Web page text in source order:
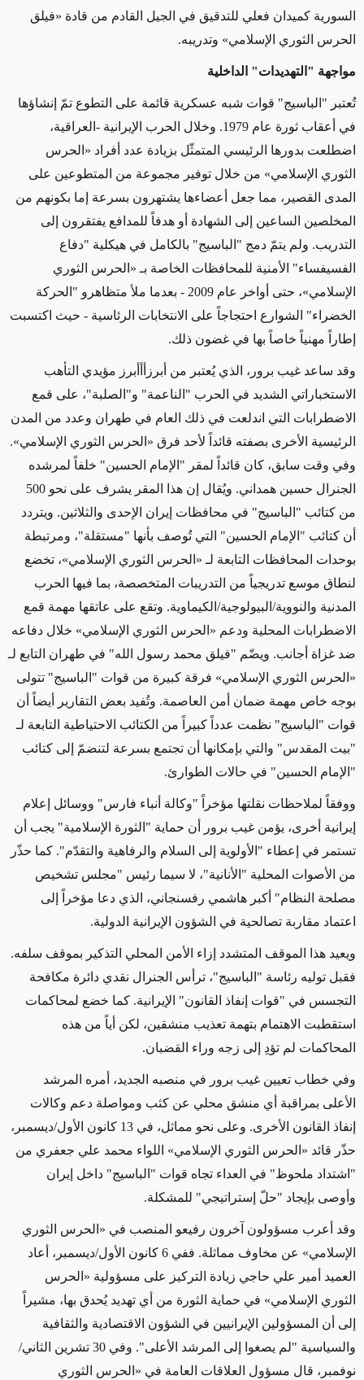
السورية كميدان فعلي للتدقيق في الجيل القادم من قادة «فيلق
الحرس الثوري الإسلامي» وتدريبه.
مواجهة "التهديدات" الداخلية
تُعتبر "الباسيج" قوات شبه عسكرية قائمة على التطوع تمّ إنشاؤها
في أعقاب ثورة عام 1979. وخلال الحرب الإيرانية -العراقية،
اضطلعت بدورها الرئيسي المتمثّل بزيادة عدد أفراد «الحرس
الثوري الإسلامي» من خلال توفير مجموعة من المتطوعين على
المدى القصير، مما جعل أعضاءها يشتهرون بسرعة إما بكونهم من
المخلصين الساعين إلى الشهادة أو هدفاً للمدافع يفتقرون إلى
التدريب. ولم يتمّ دمج "الباسيج" بالكامل في هيكلية "دفاع
الفسيفساء" الأمنية للمحافظات الخاصة بـ «الحرس الثوري
الإسلامي»، حتى أواخر عام 2009 - بعدما ملأ متظاهرو "الحركة
الخضراء" الشوارع احتجاجاً على الانتخابات الرئاسية - حيث اكتسبت
إطاراً مهنياً خاصاً بها في غضون ذلك.
وقد ساعد غيب برور، الذي يُعتبر من أبرزأأأبرز مؤيدي التأهب
الاستخباراتي الشديد في الحرب "الناعمة" و"الصلبة"، على قمع
الاضطرابات التي اندلعت في ذلك العام في طهران وعدد من المدن
الرئيسية الأخرى بصفته قائداً لأحد فرق «الحرس الثوري الإسلامي».
وفي وقت سابق، كان قائداً لمقر "الإمام الحسين" خلفاً لمرشده
الجنرال حسين همداني. ويُقال إن هذا المقر يشرف على نحو 500
من كتائب "الباسيج" في محافظات إيران الإحدى والثلاثين. ويتردد
أن كتائب "الإمام الحسين" التي تُوصف بأنها "مستقلة"، ومرتبطة
بوحدات المحافظات التابعة لـ «الحرس الثوري الإسلامي»، تخضع
لنطاق موسع تدريجياً من التدريبات المتخصصة، بما فيها الحرب
المدنية والنووية/البيولوجية/الكيماوية. وتقع على عاتقها مهمة قمع
الاضطرابات المحلية ودعم «الحرس الثوري الإسلامي» خلال دفاعه
ضد غزاة أجانب. ويضّم "فيلق محمد رسول الله" في طهران التابع لـ
«الحرس الثوري الإسلامي» فرقة كبيرة من قوات "الباسيج" تتولى
بوجه خاص مهمة ضمان أمن العاصمة. وتُفيد بعض التقارير أيضاً أن
قوات "الباسيج" نظمت عدداً كبيراً من الكتائب الاحتياطية التابعة لـ
"بيت المقدس" والتي بإمكانها أن تجتمع بسرعة لتنضمّ إلى كتائب
"الإمام الحسين" في حالات الطوارئ.
ووفقاً لملاحظات نقلتها مؤخراً "وكالة أنباء فارس" ووسائل إعلام
إيرانية أخرى، يؤمن غيب برور أن حماية "الثورة الإسلامية" يجب أن
تستمر في إعطاء "الأولوية إلى السلام والرفاهية والتقدّم". كما حذّر
من الأصوات المحلية "الأنانية"، لا سيما رئيس "مجلس تشخيص
مصلحة النظام" أكبر هاشمي رفسنجاني، الذي دعا مؤخراً إلى
اعتماد مقاربة تصالحية في الشؤون الإيرانية الدولية.
ويعيد هذا الموقف المتشدد إزاء الأمن المحلي التذكير بموقف سلفه.
فقبل توليه رئاسة "الباسيج"، ترأس الجنرال نقدي دائرة مكافحة
التجسس في "قوات إنفاذ القانون" الإيرانية. كما خضع لمحاكمات
استقطبت الاهتمام بتهمة تعذيب منشقين، لكن أياً من هذه
المحاكمات لم تؤدِ إلى زجه وراء القضبان.
وفي خطاب تعيين غيب برور في منصبه الجديد، أمره المرشد
الأعلى بمراقبة أي منشق محلي عن كثب ومواصلة دعم وكالات
إنفاذ القانون الأخرى. وعلى نحو مماثل، في 13 كانون الأول/ديسمبر،
حذّر قائد «الحرس الثوري الإسلامي» اللواء محمد علي جعفري من
"اشتداد ملحوظ" في العداء تجاه قوات "الباسيج" داخل إيران
وأوصى بإيجاد "حلّ إستراتيجي" للمشكلة.
وقد أعرب مسؤولون آخرون رفيعو المنصب في «الحرس الثوري
الإسلامي» عن مخاوف مماثلة. ففي 6 كانون الأول/ديسمبر، أعاد
العميد أمير علي حاجي زيادة التركيز على مسؤولية «الحرس
الثوري الإسلامي» في حماية الثورة من أي تهديد يُحدق بها، مشيراً
إلى أن المسؤولين الإيرانيين في الشؤون الاقتصادية والثقافية
والسياسية "لم يصغوا إلى المرشد الأعلى". وفي 30 تشرين الثاني/
نوفمبر، قال مسؤول العلاقات العامة في «الحرس الثوري